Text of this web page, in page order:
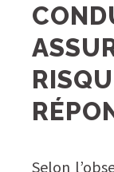
Selon